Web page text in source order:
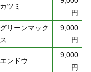
カツミ
円
グリーンマック
ス
9,000
円
エンドウ
9,000
円